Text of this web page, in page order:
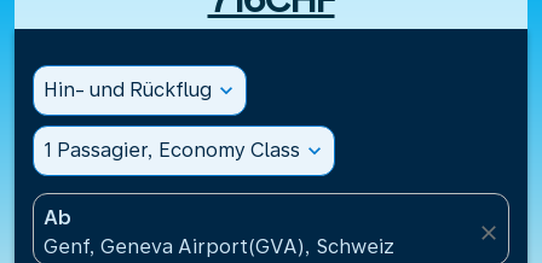
Hin- und Rückflug expand_more
1 Passagier, Economy Class expand_more
Ab
Genf, Geneva Airport(GVA), Schweiz
close